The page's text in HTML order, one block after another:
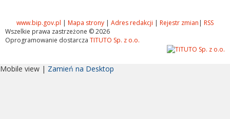
www.bip.gov.pl | Mapa strony | Adres redakcji | Rejestr zmian | RSS
Wszelkie prawa zastrzeżone © 2026
Oprogramowanie dostarcza TITUTO Sp. z o.o.
Mobile view | Zamień na Desktop